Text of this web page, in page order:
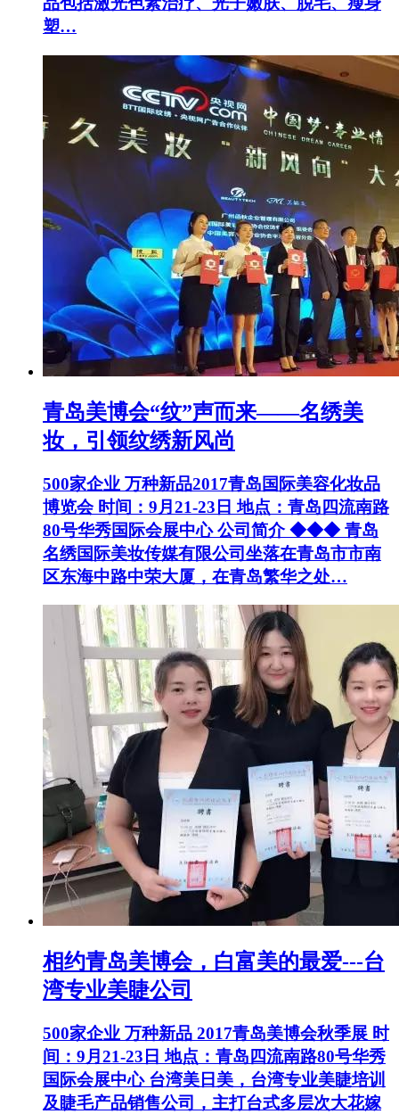
塑…
青岛美博会“纹”声而来——名绣美
妆，引领纹绣新风尚
500家企业 万种新品2017青岛国际美容化妆品
博览会 时间：9月21-23日 地点：青岛四流南路
80号华秀国际会展中心 公司简介 ◆◆◆ 青岛
名绣国际美妆传媒有限公司坐落在青岛市市南
区东海中路中荣大厦，在青岛繁华之处…
相约青岛美博会，白富美的最爱---台
湾专业美睫公司
500家企业 万种新品 2017青岛美博会秋季展 时
间：9月21-23日 地点：青岛四流南路80号华秀
国际会展中心 台湾美日美，台湾专业美睫培训
及睫毛产品销售公司，主打台式多层次大花嫁